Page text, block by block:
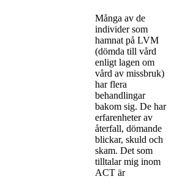
Många av de
individer som
hamnat på LVM
(dömda till vård
enligt lagen om
vård av missbruk)
har flera
behandlingar
bakom sig. De har
erfarenheter av
återfall, dömande
blickar, skuld och
skam. Det som
tilltalar mig inom
ACT är